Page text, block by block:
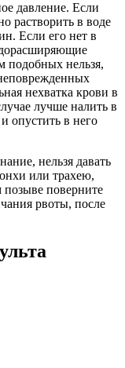
давление. Если
растворить в воде
Если его нет в
нельзя,
нехватка крови в
лучше налить в
опустить в него
нельзя давать
или трахею,
поверните
рвоты, после